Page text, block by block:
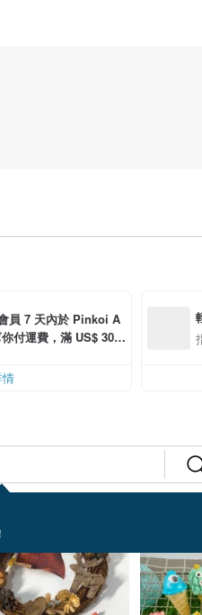
員 7 天內於 Pinkoi A
付運費，滿 US$ 30.0